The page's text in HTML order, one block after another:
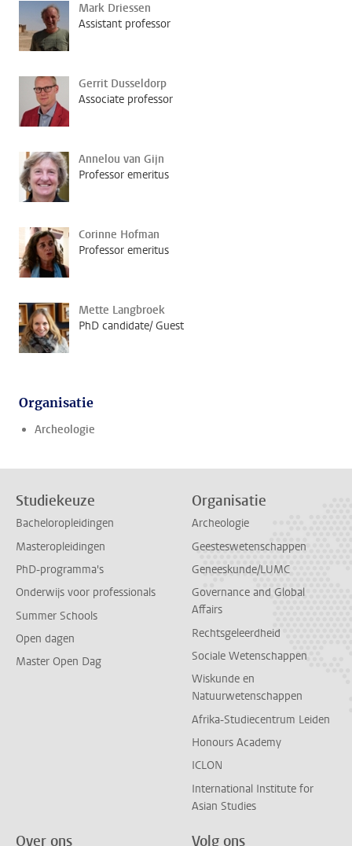
Mark Driessen
Assistant professor
Gerrit Dusseldorp
Associate professor
Annelou van Gijn
Professor emeritus
Corinne Hofman
Professor emeritus
Mette Langbroek
PhD candidate/ Guest
Organisatie
Archeologie
Studiekeuze
Bacheloropleidingen
Masteropleidingen
PhD-programma's
Onderwijs voor professionals
Summer Schools
Open dagen
Master Open Dag
Organisatie
Archeologie
Geesteswetenschappen
Geneeskunde/LUMC
Governance and Global
Affairs
Rechtsgeleerdheid
Sociale Wetenschappen
Wiskunde en
Natuurwetenschappen
Afrika-Studiecentrum Leiden
Honours Academy
ICLON
International Institute for
Asian Studies
Over ons Volg ons